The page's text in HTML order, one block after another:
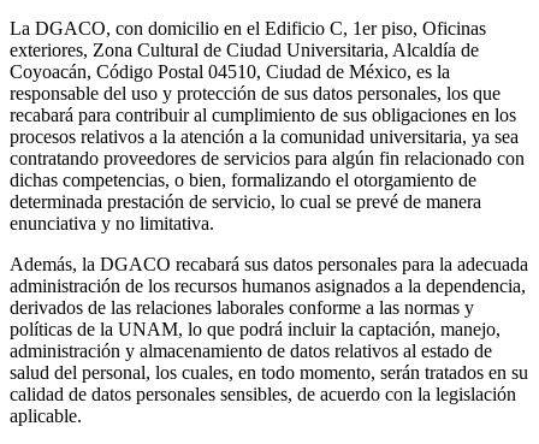
La DGACO, con domicilio en el Edificio C, 1er piso, Oficinas
exteriores, Zona Cultural de Ciudad Universitaria, Alcaldía de
Coyoacán, Código Postal 04510, Ciudad de México, es la
responsable del uso y protección de sus datos personales, los que
recabará para contribuir al cumplimiento de sus obligaciones en los
procesos relativos a la atención a la comunidad universitaria, ya sea
contratando proveedores de servicios para algún fin relacionado con
dichas competencias, o bien, formalizando el otorgamiento de
determinada prestación de servicio, lo cual se prevé de manera
enunciativa y no limitativa.
Además, la DGACO recabará sus datos personales para la adecuada
administración de los recursos humanos asignados a la dependencia,
derivados de las relaciones laborales conforme a las normas y
políticas de la UNAM, lo que podrá incluir la captación, manejo,
administración y almacenamiento de datos relativos al estado de
salud del personal, los cuales, en todo momento, serán tratados en su
calidad de datos personales sensibles, de acuerdo con la legislación
aplicable.